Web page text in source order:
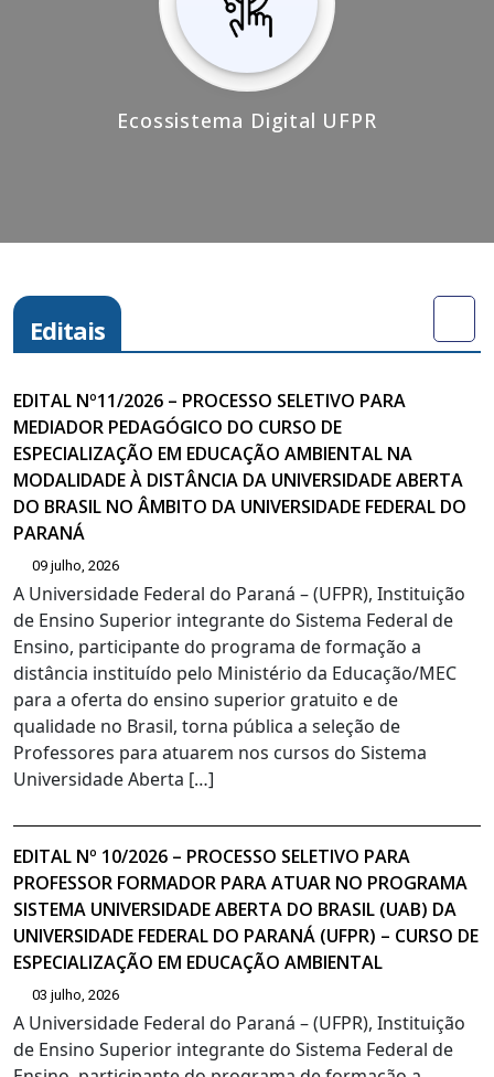
Ecossistema Digital UFPR
Editais
EDITAL Nº11/2026 – PROCESSO SELETIVO PARA
MEDIADOR PEDAGÓGICO DO CURSO DE
ESPECIALIZAÇÃO EM EDUCAÇÃO AMBIENTAL NA
MODALIDADE À DISTÂNCIA DA UNIVERSIDADE ABERTA
DO BRASIL NO ÂMBITO DA UNIVERSIDADE FEDERAL DO
PARANÁ
09 julho, 2026
A Universidade Federal do Paraná – (UFPR), Instituição
de Ensino Superior integrante do Sistema Federal de
Ensino, participante do programa de formação a
distância instituído pelo Ministério da Educação/MEC
para a oferta do ensino superior gratuito e de
qualidade no Brasil, torna pública a seleção de
Professores para atuarem nos cursos do Sistema
Universidade Aberta […]
EDITAL Nº 10/2026 – PROCESSO SELETIVO PARA
PROFESSOR FORMADOR PARA ATUAR NO PROGRAMA
SISTEMA UNIVERSIDADE ABERTA DO BRASIL (UAB) DA
UNIVERSIDADE FEDERAL DO PARANÁ (UFPR) – CURSO DE
ESPECIALIZAÇÃO EM EDUCAÇÃO AMBIENTAL
03 julho, 2026
A Universidade Federal do Paraná – (UFPR), Instituição
de Ensino Superior integrante do Sistema Federal de